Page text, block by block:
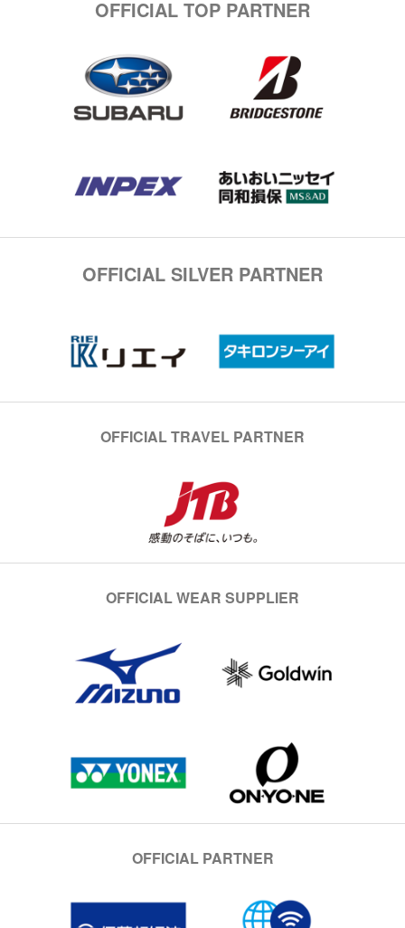
OFFICIAL TOP PARTNER
OFFICIAL SILVER PARTNER
OFFICIAL TRAVEL PARTNER
OFFICIAL WEAR SUPPLIER
OFFICIAL PARTNER